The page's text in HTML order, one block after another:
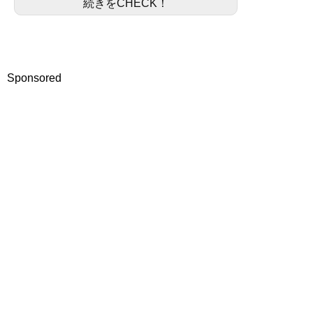
されるAIR MAX 1のニューモデルです。 ...
続きをCHECK！
Sponsored